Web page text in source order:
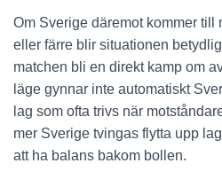
Om Sverige däremot kommer till
eller färre blir situationen
matchen bli en direkt kamp om
läge gynnar inte automatiskt
lag som ofta trivs när
mer Sverige tvingas flytta upp
att ha balans bakom bollen.